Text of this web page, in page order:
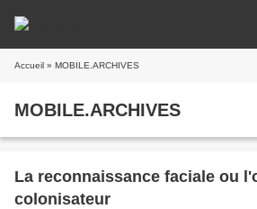
Accueil » MOBILE.ARCHIVES
MOBILE.ARCHIVES
La reconnaissance faciale ou
colonisateur